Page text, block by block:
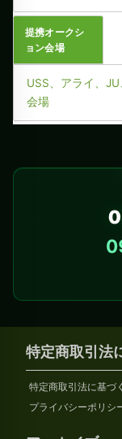
提携オークシ
ョン会場
USS、アライ、
会場
特定商取引法
特定商取引法に基づ
プライバシーポリシ